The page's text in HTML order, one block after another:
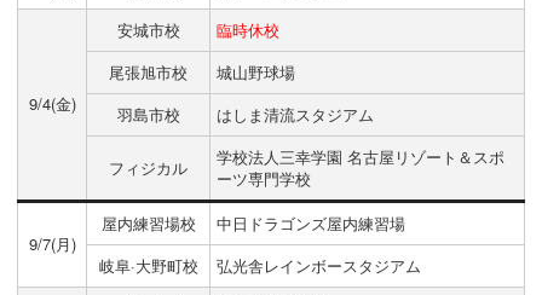
9/4(金)
安城市校
臨時休校
尾張旭市校
城山野球場
羽島市校
はしま清流スタジアム
フィジカル
学校法人三幸学園 名古屋リゾート＆スポ
ーツ専門学校
9/7(月)
屋内練習場校
中日ドラゴンズ屋内練習場
岐阜·大野町校
弘光舎レインボースタジアム